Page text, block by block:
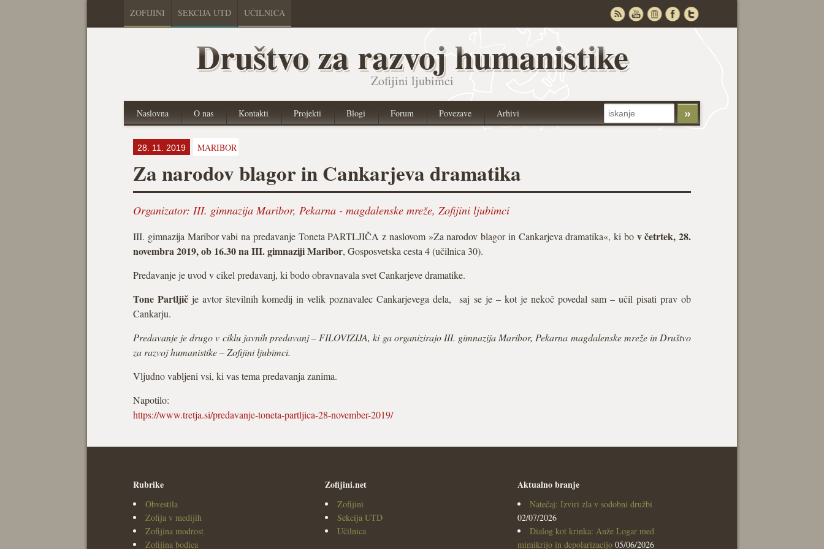
ZOFIJINI SEKCIJA UTD UČILNICA
Društvo za razvoj humanistike
Zofijini ljubimci
Naslovna O nas Kontakti Projekti Blogi Forum Povezave Arhivi
28. 11. 2019 MARIBOR
Za narodov blagor in Cankarjeva dramatika
Organizator: III. gimnazija Maribor, Pekarna - magdalenske mreže, Zofijini ljubimci
III. gimnazija Maribor vabi na predavanje Toneta PARTLJIČA z naslovom »Za narodov blagor in Cankarjeva dramatika«, ki bo v četrtek, 28.
novembra 2019, ob 16.30 na III. gimnaziji Maribor, Gosposvetska cesta 4 (učilnica 30).
Predavanje je uvod v cikel predavanj, ki bodo obravnavala svet Cankarjeve dramatike.
Tone Partljič je avtor številnih komedij in velik poznavalec Cankarjevega dela, saj se je – kot je nekoč povedal sam – učil pisati prav ob
Cankarju.
Predavanje je drugo v ciklu javnih predavanj – FILOVIZIJA, ki ga organizirajo III. gimnazija Maribor, Pekarna magdalenske mreže in Društvo
za razvoj humanistike – Zofijini ljubimci.
Vljudno vabljeni vsi, ki vas tema predavanja zanima.
Napotilo:
https://www.tretja.si/predavanje-toneta-partljica-28-november-2019/
Rubrike
Obvestila
Zofija v medijih
Zofijina modrost
Zofijina bodica
Zofijini.net
Zofijini
Sekcija UTD
Učilnica
Aktualno branje
Natečaj: Izviri zla v sodobni družbi
02/07/2026
Dialog kot krinka: Anže Logar med
mimikrijo in depolarizacijo 05/06/2026